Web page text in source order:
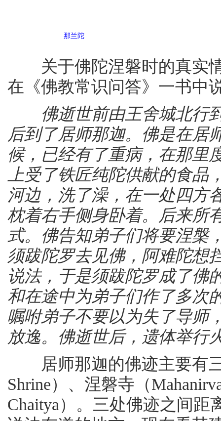
那兰陀
关于佛陀涅磐时的真实情
在《佛教常识问答》一书中
佛逝世前由王舍城北行到
后到了居师那迦。佛是在居
候，已经有了重病，在那里
上受了铁匠纯陀供献的食
河边，洗了澡，在一处四方
枕着右手侧身卧着。后来所
式。佛告知弟子们将要涅槃
须跋陀罗去见佛，阿难陀想
说法，于是须跋陀罗成了佛
和在途中为弟子们作了多次
嘱咐弟子不要以为失了导师
放逸。佛逝世后，遗体举行火
居师那迦的佛迹主要有三
Shrine）、涅磐寺（
Chaitya）。三处佛迹之间